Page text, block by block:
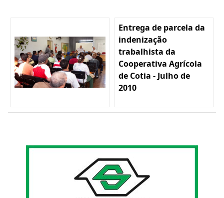
Entrega de parcela da
indenização
trabalhista da
Cooperativa Agrícola
de Cotia - Julho de
2010